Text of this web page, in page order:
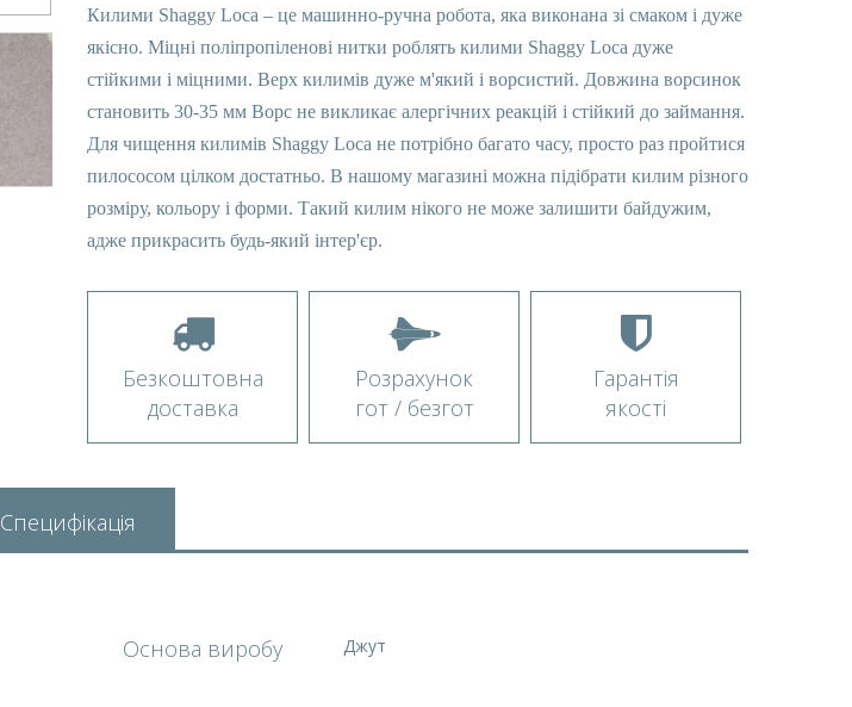
Килими Shaggy Loca – це машинно-ручна робота, яка виконана зі смаком і дуже
якісно. Міцні поліпропіленові нитки роблять килими Shaggy Loca дуже
стійкими і міцними. Верх килимів дуже м'який і ворсистий. Довжина ворсинок
становить 30-35 мм Ворс не викликає алергічних реакцій і стійкий до займання.
Для чищення килимів Shaggy Loca не потрібно багато часу, просто раз пройтися
пилососом цілком достатньо. В нашому магазині можна підібрати килим різного
розміру, кольору і форми. Такий килим нікого не може залишити байдужим,
адже прикрасить будь-який інтер'єр.
Безкоштовна
доставка
Розрахунок
гот / безгот
Гарантія
якості
Специфікація
Основа виробу Джут